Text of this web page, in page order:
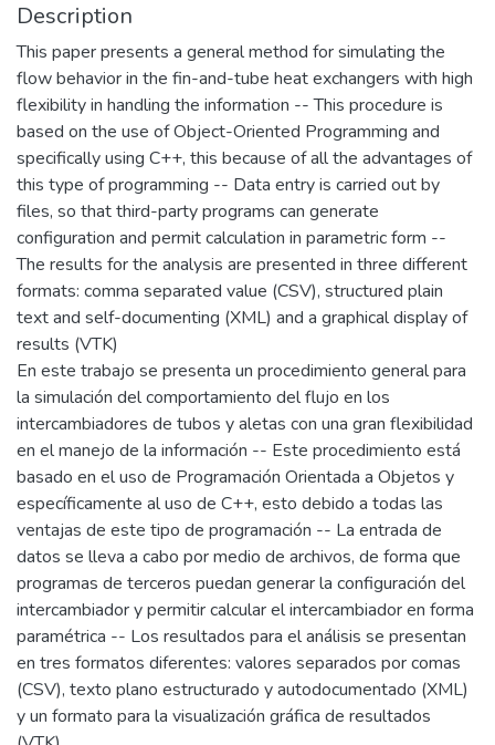
Description
This paper presents a general method for simulating the
flow behavior in the fin-and-tube heat exchangers with high
flexibility in handling the information -- This procedure is
based on the use of Object-Oriented Programming and
specifically using C++, this because of all the advantages of
this type of programming -- Data entry is carried out by
files, so that third-party programs can generate
configuration and permit calculation in parametric form --
The results for the analysis are presented in three different
formats: comma separated value (CSV), structured plain
text and self-documenting (XML) and a graphical display of
results (VTK)
En este trabajo se presenta un procedimiento general para
la simulación del comportamiento del flujo en los
intercambiadores de tubos y aletas con una gran flexibilidad
en el manejo de la información -- Este procedimiento está
basado en el uso de Programación Orientada a Objetos y
específicamente al uso de C++, esto debido a todas las
ventajas de este tipo de programación -- La entrada de
datos se lleva a cabo por medio de archivos, de forma que
programas de terceros puedan generar la configuración del
intercambiador y permitir calcular el intercambiador en forma
paramétrica -- Los resultados para el análisis se presentan
en tres formatos diferentes: valores separados por comas
(CSV), texto plano estructurado y autodocumentado (XML)
y un formato para la visualización gráfica de resultados